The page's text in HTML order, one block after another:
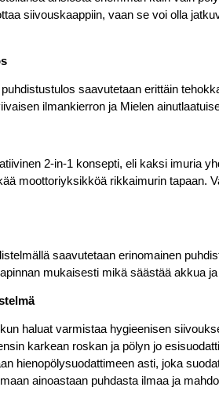
siivouskaappiin, vaan se voi olla
saavutetaan erittäin
ilmankierron ja Mielen
2-in-1 konsepti, eli kaksi imuria
moottoriyksikköä rikkaimurin tapaan.
saavutetaan erinomainen
mukaisesti mikä säästää akkua
haluat varmistaa hygieenisen
karkean roskan ja pölyn jo
hienopölysuodattimeen asti, joka
ainoastaan puhdasta ilmaa ja